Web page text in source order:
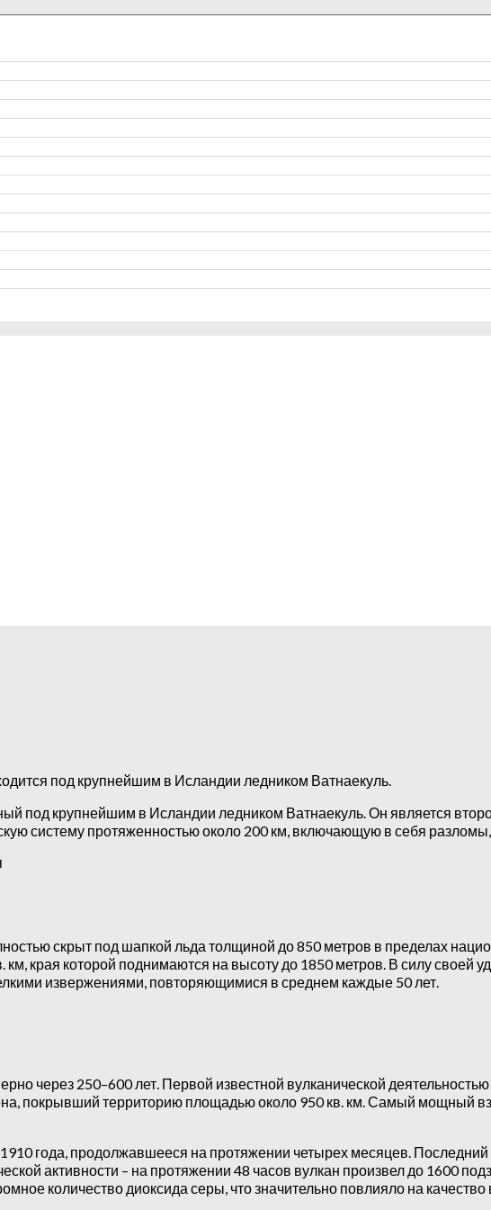
под крупнейшим в Исландии ледником Ватнаекуль.
под крупнейшим в Исландии ледником Ватнаекуль. Он является
систему протяженностью около 200 км, включающую в себя
скрыт под шапкой льда толщиной до 850 метров в пределах
края которой поднимаются на высоту до 1850 метров. В силу своей
извержениями, повторяющимися в среднем каждые 50 лет.
через 250–600 лет. Первой известной вулканической деятельностью
покрывший территорию площадью около 950 кв. км. Самый мощный
года, продолжавшееся на протяжении четырех месяцев.
активности – на протяжении 48 часов вулкан произвел до 1600
количество диоксида серы, что значительно повлияло на качество